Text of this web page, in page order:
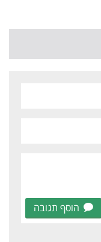
הוסף תגובה